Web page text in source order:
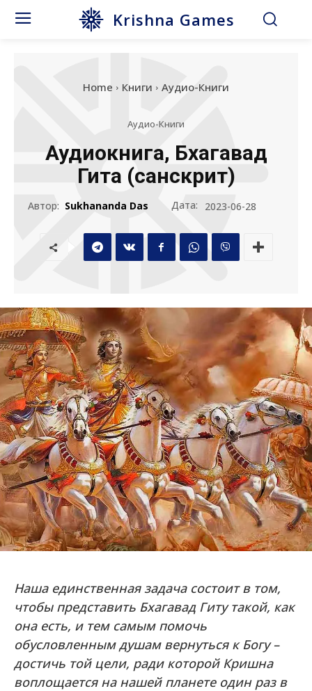
Krishna Games
Home Книги Аудио-Книги
Аудио-Книги
Аудиокнига, Бхагавад
Гита (санскрит)
Автор: Sukhananda Das Дата: 2023-06-28
Наша единственная задача состоит в том,
чтобы представить Бхагавад Гиту такой, как
она есть, и тем самым помочь
обусловленным душам вернуться к Богу –
достичь той цели, ради которой Кришна
воплощается на нашей планете один раз в